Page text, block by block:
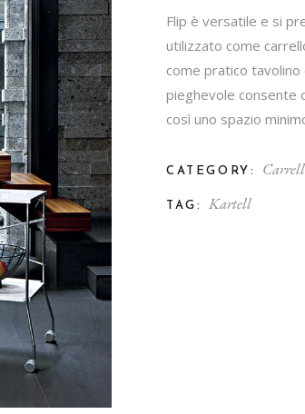
Flip è versatile e si
utilizzato come
come pratico
pieghevole consente
così uno spazio
CATEGORY:
TAG: Kartell